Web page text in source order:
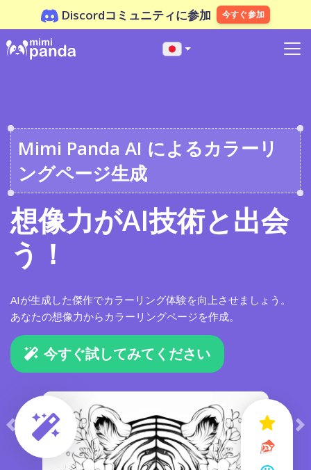
Discordコミュニティに参加 今すぐ参加
Mimi Panda AI によるカラーリ
ングページ生成
想像力がAI技術と出会
う！
AIが生成した傑作でカラーリング体験を向上させましょう。
あなたの想像力からカラーリングページを作成。
今すぐ試してみてください